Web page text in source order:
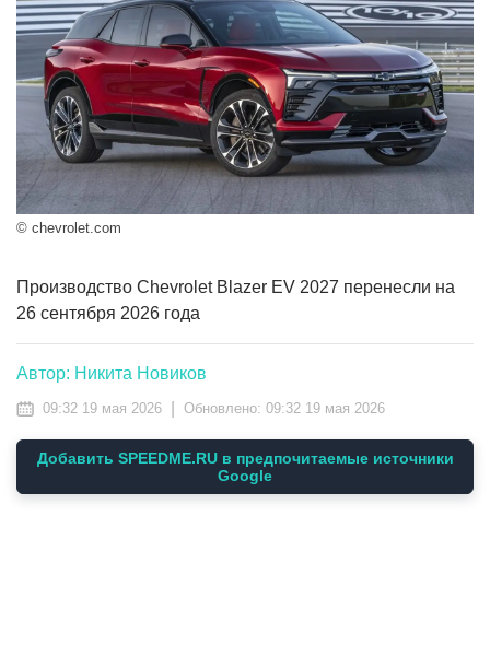
© chevrolet.com
Производство Chevrolet Blazer EV 2027 перенесли на
26 сентября 2026 года
Автор: Никита Новиков
09:32 19 мая 2026 Обновлено: 09:32 19 мая 2026
Добавить SPEEDME.RU в предпочитаемые источники
Google